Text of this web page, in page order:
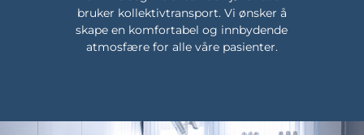
bruker kollektivtransport. Vi ønsker å
skape en komfortabel og innbydende
atmosfære for alle våre pasienter.